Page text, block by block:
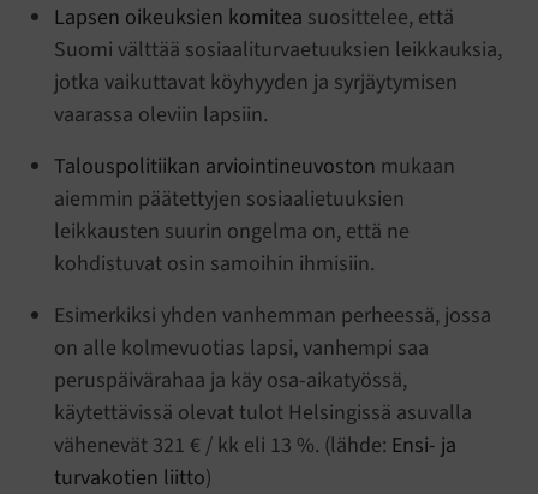
Lapsen oikeuksien komitea suosittelee, että
Suomi välttää sosiaaliturvaetuuksien leikkauksia,
jotka vaikuttavat köyhyyden ja syrjäytymisen
vaarassa oleviin lapsiin.
Talouspolitiikan arviointineuvoston mukaan
aiemmin päätettyjen sosiaalietuuksien
leikkausten suurin ongelma on, että ne
kohdistuvat osin samoihin ihmisiin.
Esimerkiksi yhden vanhemman perheessä, jossa
on alle kolmevuotias lapsi, vanhempi saa
peruspäivärahaa ja käy osa-aikatyössä,
käytettävissä olevat tulot Helsingissä asuvalla
vähenevät 321 € / kk eli 13 %. (lähde: Ensi- ja
turvakotien liitto)